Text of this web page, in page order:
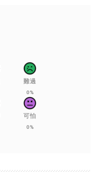
難過
0%
可怕
0%